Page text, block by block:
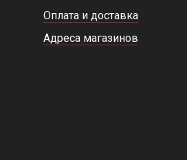
Оплата и доставка
Адреса магазинов